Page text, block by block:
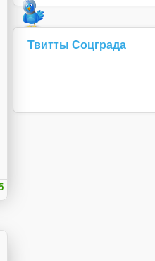
Твитты Соцграда